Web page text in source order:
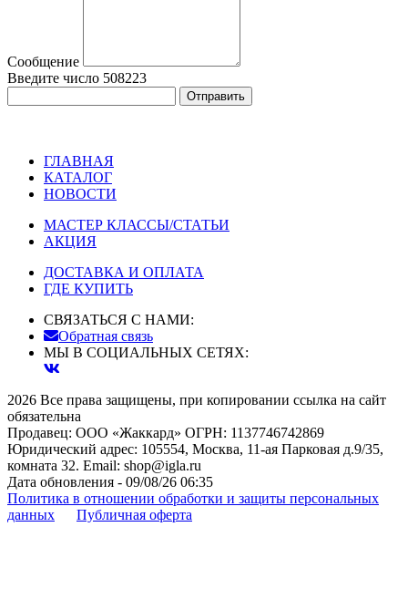
Сообщение
Введите число 508223
ГЛАВНАЯ
КАТАЛОГ
НОВОСТИ
МАСТЕР КЛАССЫ/СТАТЬИ
АКЦИЯ
ДОСТАВКА И ОПЛАТА
ГДЕ КУПИТЬ
СВЯЗАТЬСЯ С НАМИ:
Обратная связь
МЫ В СОЦИАЛЬНЫХ СЕТЯХ:
2026 Все права защищены, при копировании ссылка на сайт
обязательна
Продавец: ООО «Жаккард» ОГРН: 1137746742869
Юридический адрес: 105554, Москва, 11-ая Парковая д.9/35,
комната 32. Email: shop@igla.ru
Дата обновления - 09/08/26 06:35
Политика в отношении обработки и защиты персональных
данных
Публичная оферта